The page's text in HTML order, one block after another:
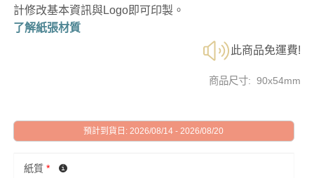
計修改基本資訊與Logo即可印製。
了解紙張材質
此商品免運費!
商品尺寸: 90x54mm
預計到貨日: 2026/08/14 - 2026/08/20
紙質 *